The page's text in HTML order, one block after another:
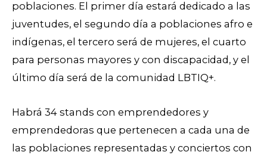
poblaciones. El primer día estará dedicado a las
juventudes, el segundo día a poblaciones afro e
indígenas, el tercero será de mujeres, el cuarto
para personas mayores y con discapacidad, y el
último día será de la comunidad LBTIQ+.
Habrá 34 stands con emprendedores y
emprendedoras que pertenecen a cada una de
las poblaciones representadas y conciertos con